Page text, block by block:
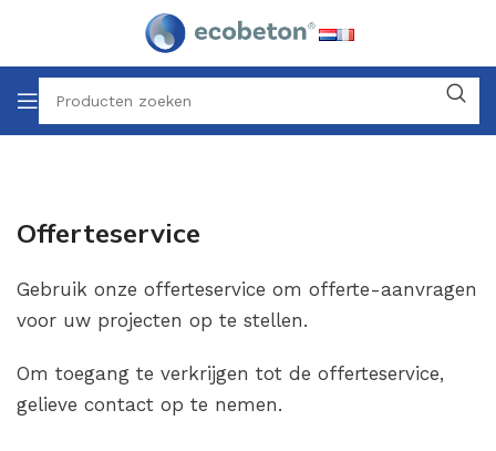
Offerteservice
Gebruik onze offerteservice om offerte-aanvragen
voor uw projecten op te stellen.
Om toegang te verkrijgen tot de offerteservice,
gelieve contact op te nemen.